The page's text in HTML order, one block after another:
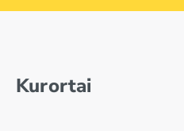
Kurortai